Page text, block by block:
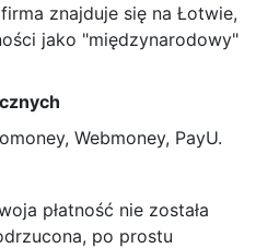
znajduje się na Łotwie,
jako "międzynarodowy"
Webmoney, PayU.
płatność nie została
po prostu